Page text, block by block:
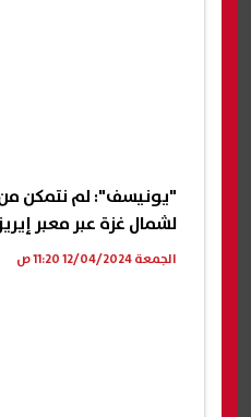
"يونيسف": لم نتمكن
لشمال غزة عبر معبر إيريز
الجمعة 12/04/2024 11:20 ص